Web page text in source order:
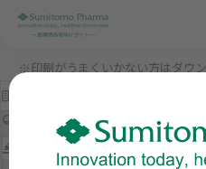
※印刷がうまくいかない方はダウ